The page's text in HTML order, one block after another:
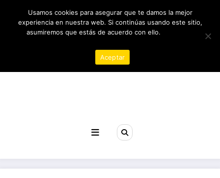
contenido
05/08/2026 2:12:28 AM
Usamos cookies para asegurar que te damos la mejor
experiencia en nuestra web. Si continúas usando este sitio,
asumiremos que estás de acuerdo con ello.
Aceptar